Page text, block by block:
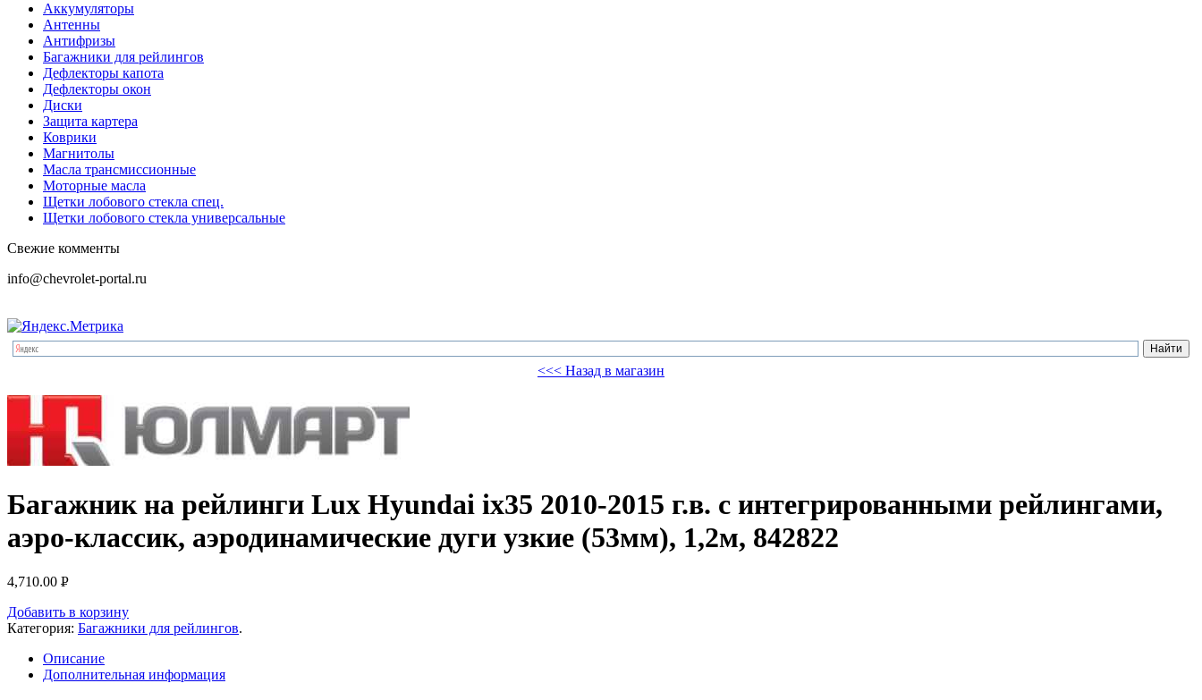
Аккумуляторы
Антенны
Антифризы
Багажники для рейлингов
Дефлекторы капота
Дефлекторы окон
Диски
Защита картера
Коврики
Магнитолы
Масла трансмиссионные
Моторные масла
Щетки лобового стекла спец.
Щетки лобового стекла универсальные
Свежие комменты
info@chevrolet-portal.ru
<<< Назад в магазин
Багажник на рейлинги Lux Hyundai ix35 2010-2015 г.в. с интегрированными рейлингами,
аэро-классик, аэродинамические дуги узкие (53мм), 1,2м, 842822
4,710.00 Р
Добавить в корзину
Категория: Багажники для рейлингов.
Описание
Дополнительная информация